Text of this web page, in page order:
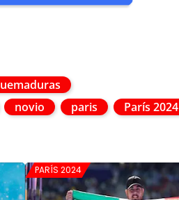
novio paris París 2024
PARÍS 2024